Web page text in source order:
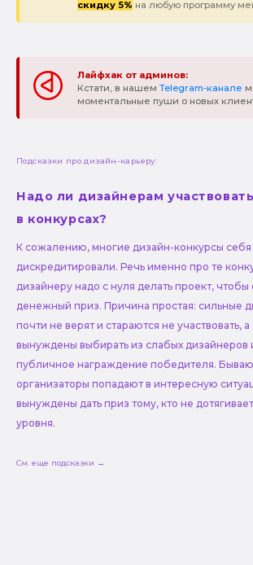
скидку 5% на любую программу
Лайфхак от админов:
Кстати, в нашем Telegram-канале
моментальные пуши о новых
Подсказки про дизайн-карьеру:
Надо ли дизайнерам участвовать
в конкурсах?
К сожалению, многие дизайн-конкурсы себя
дискредитировали. Речь именно про те
дизайнеру надо с нуля делать проект, чтобы
денежный приз. Причина простая: сильные
почти не верят и стараются не участвовать,
вынуждены выбирать из слабых дизайнеров
публичное награждение победителя.
организаторы попадают в интересную
вынуждены дать приз тому, кто не
уровня.
См. еще подсказки →